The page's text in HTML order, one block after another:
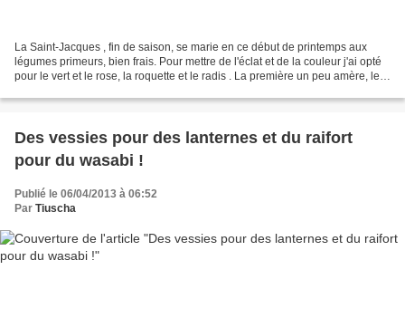
La Saint-Jacques , fin de saison, se marie en ce début de printemps aux
légumes primeurs, bien frais. Pour mettre de l'éclat et de la couleur j'ai opté
pour le vert et le rose, la roquette et le radis . La première un peu amère, les
Des vessies pour des lanternes et du raifort
pour du wasabi !
Publié le 06/04/2013 à 06:52
Par Tiuscha